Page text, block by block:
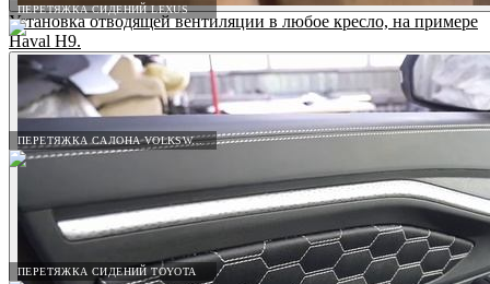
ПЕРЕТЯЖКА СИДЕНИЙ LEXUS
ПЕРЕТЯЖКА САЛОНА VOLKSWAGEN
ПЕРЕТЯЖКА СИДЕНИЙ TOYOTA
Установка отводящей вентиляции в любое кресло, на примере
Haval H9.